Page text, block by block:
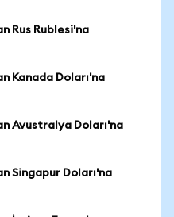
Rus Rublesi'na
Kanada Doları'na
Avustralya Doları'na
Singapur Doları'na